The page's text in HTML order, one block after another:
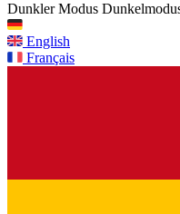
Dunkler Modus
English
Français